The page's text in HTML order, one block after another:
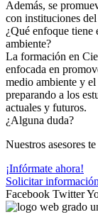
Además, se
con instituciones
¿Qué enfoque
ambiente?
La formación en
enfocada en
medio ambiente y
preparando a los
actuales y futuros.
¿Alguna duda?
Nuestros asesores
¡Infórmate ahora!
Solicitar información
Facebook Twitter